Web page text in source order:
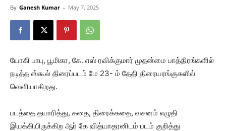
By Ganesh Kumar - May 7, 2025
யோகி பாபு, பூமிகா, கே. எஸ் ரவிக்குமார் முதன்மை பாத்திரங்களில்
நடித்த ஸ்கூல் திரைப்படம் மே 23- ம் தேதி திரையரங்குகளில்
வெளியாகிறது.
படத்தை தயாரித்து, கதை, திரைக்கதை, வசனம் எழுதி
இயக்கியிருக்கிற ஆர் கே வித்யாதரனிடம் படம் குறித்து